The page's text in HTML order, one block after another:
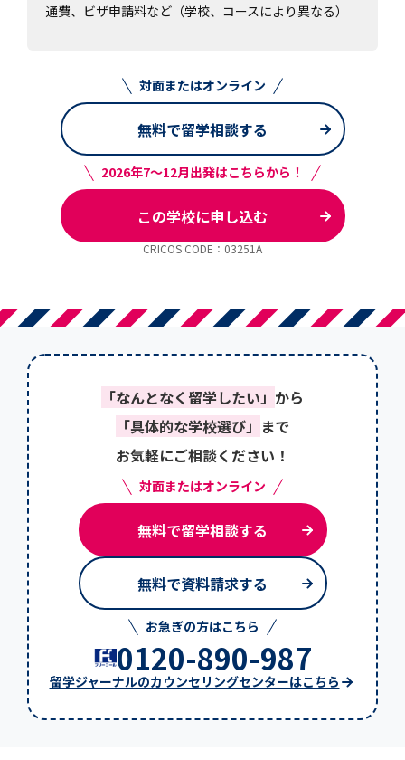
通費、ビザ申請料など（学校、コースにより異なる）
対面またはオンライン
無料で留学相談する
2026年7～12月出発はこちらから！
この学校に申し込む
CRICOS CODE：03251A
「なんとなく留学したい」 から
「具体的な学校選び」 まで
お気軽にご相談ください！
対面またはオンライン
無料で留学相談する
無料で資料請求する
お急ぎの方はこちら
0120-890-987
留学ジャーナルのカウンセリングセンターはこちら